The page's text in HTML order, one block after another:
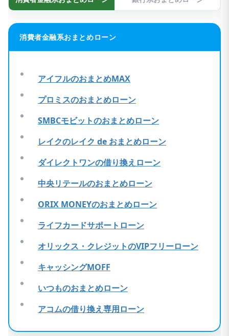
消費者金融系おまとめローン
アイフルのおまとめMAX
プロミスのおまとめローン
SMBCモビットのおまとめローン
レイクのレイク de おまとめローン
ダイレクトワンの借り換えローン
中央リテールのおまとめローン
ORIX MONEYのおまとめローン
ライフカードサポートローン
オリックス・クレジットのVIPフリーローン
キャッシングMOFF
いつものおまとめローン
アコムの借り換え専用ローン